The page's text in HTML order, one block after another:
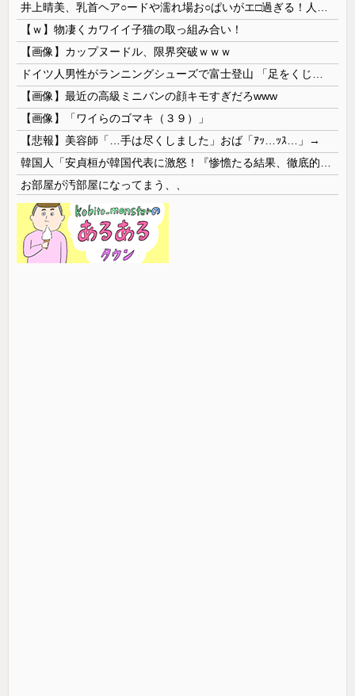
【ｗ】物凄くカワイイ子猫の取っ組み合い！
【画像】カップヌードル、限界突破ｗｗｗ
【画像】最近の高級ミニバンの顔キモすぎだろwww
【画像】「ワイらのゴマキ（３９）」
【悲報】美容師「…手は尽くしました」おば「ｱｯ…ｯｽ…」→
お部屋が汚部屋になってまう、、